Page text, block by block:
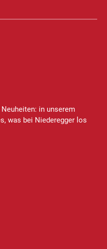
in unserem
was bei Niederegger los